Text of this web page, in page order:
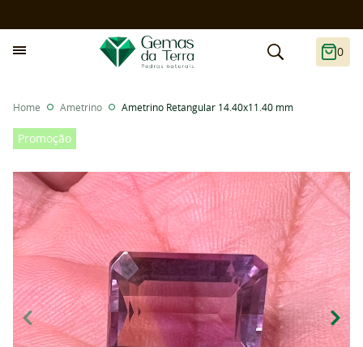
0
Home Ametrino Ametrino Retangular 14.40x11.40 mm
Promoção